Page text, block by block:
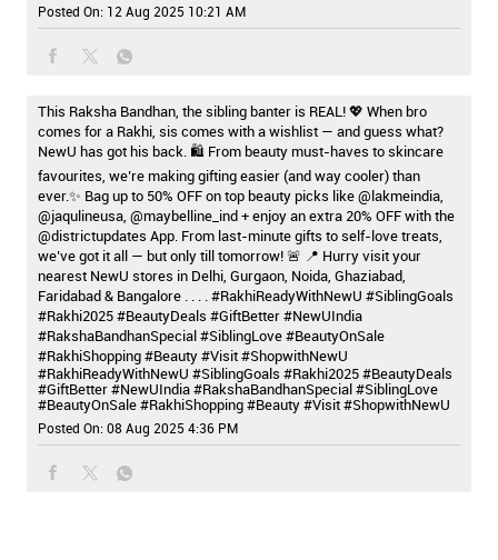
Posted On: 12 Aug 2025 10:21 AM
This Raksha Bandhan, the sibling banter is REAL! 💖 When bro
comes for a Rakhi, sis comes with a wishlist — and guess what?
NewU has got his back. 🛍️ From beauty must-haves to skincare
favourites, we’re making gifting easier (and way cooler) than
ever.✨ Bag up to 50% OFF on top beauty picks like @lakmeindia,
@jaqulineusa, @maybelline_ind + enjoy an extra 20% OFF with the
@districtupdates App. From last-minute gifts to self-love treats,
we’ve got it all — but only till tomorrow! 🚨 📍 Hurry visit your
nearest NewU stores in Delhi, Gurgaon, Noida, Ghaziabad,
Faridabad & Bangalore . . . . #RakhiReadyWithNewU #SiblingGoals
#Rakhi2025 #BeautyDeals #GiftBetter #NewUIndia
#RakshaBandhanSpecial #SiblingLove #BeautyOnSale
#RakhiShopping #Beauty #Visit #ShopwithNewU
#RakhiReadyWithNewU #SiblingGoals #Rakhi2025#BeautyDeals
#GiftBetter#NewUIndia#RakshaBandhanSpecial#SiblingLove
#BeautyOnSale#RakhiShopping#Beauty#Visit#ShopwithNewU
Posted On: 08 Aug 2025 4:36 PM